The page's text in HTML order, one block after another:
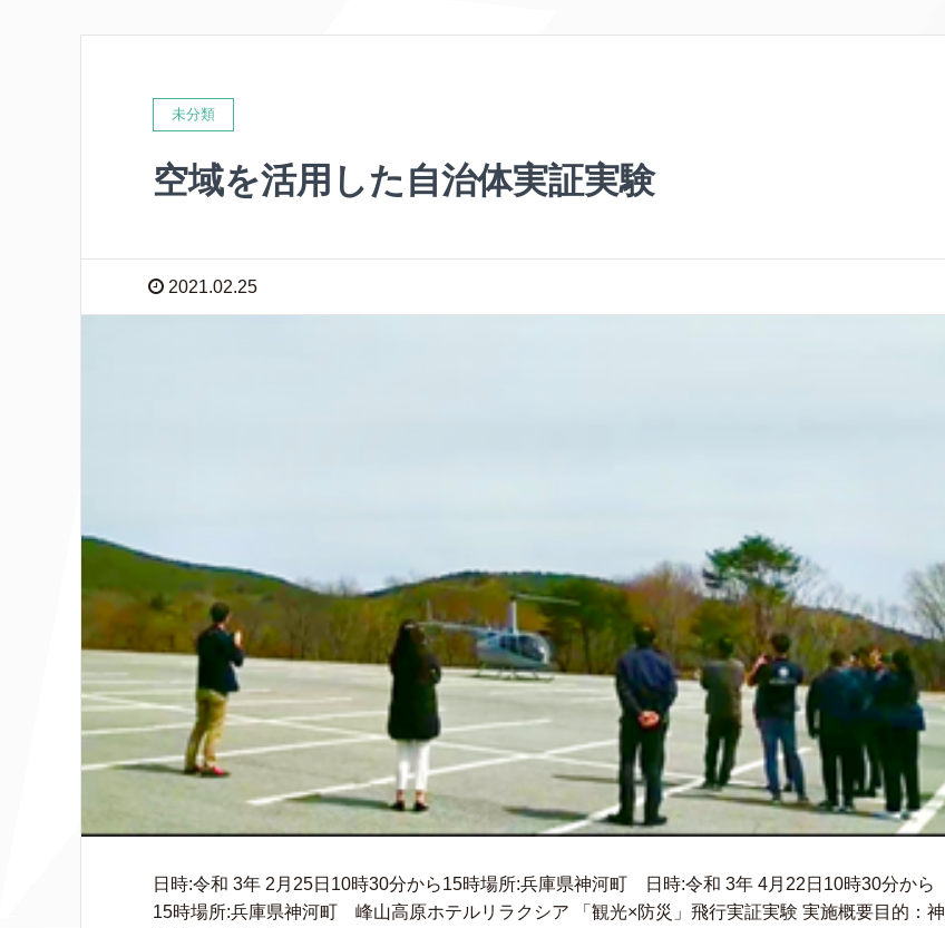
未分類
空域を活用した自治体実証実験
2021.02.25
日時:令和 3年 2月25日10時30分から15時場所:兵庫県神河町 日時:令和 3年 4月22日10時30分から
15時場所:兵庫県神河町 峰山高原ホテルリラクシア 「観光×防災」飛行実証実験 実施概要目的：神